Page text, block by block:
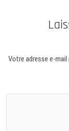
Votre adresse e-mail